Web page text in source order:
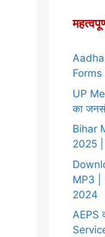
UP
का
Bihar
2025 |
MP3 |
2024
AEPS